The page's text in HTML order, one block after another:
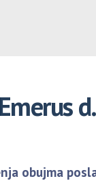
Emerus
obujma